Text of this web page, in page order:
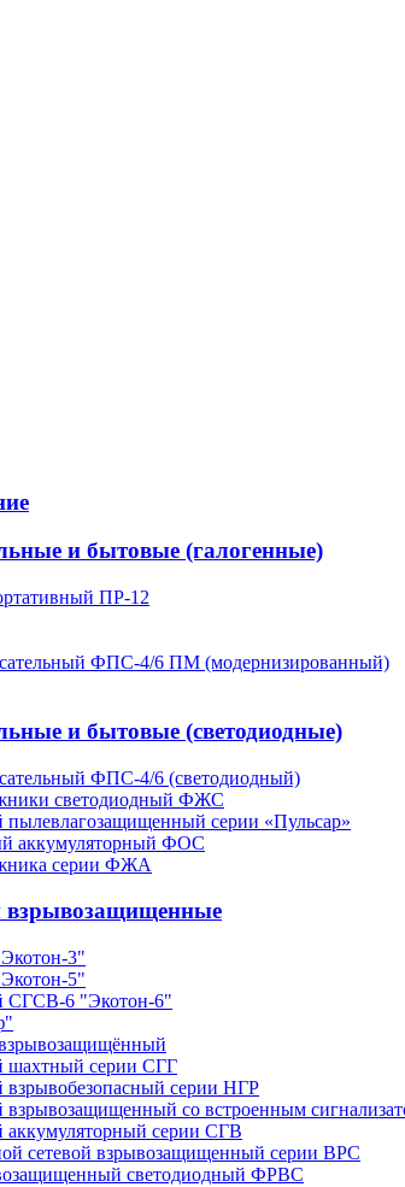
и бытовые (галогенные)
ПР-12
ФПС-4/6 ПМ (модернизированный)
и бытовые (светодиодные)
ФПС-4/6 (светодиодный)
светодиодный ФЖС
пылевлагозащищенный серии «Пульсар»
аккумуляторный ФОС
серии ФЖА
взрывозащищенные
3"
5"
СГСВ-6 "Экотон-6"
шахтный серии СГГ
взрывобезопасный серии НГР
взрывозащищенный со встроенным
аккумуляторный серии СГВ
сетевой взрывозащищенный серии ВРС
светодиодный ФРВС